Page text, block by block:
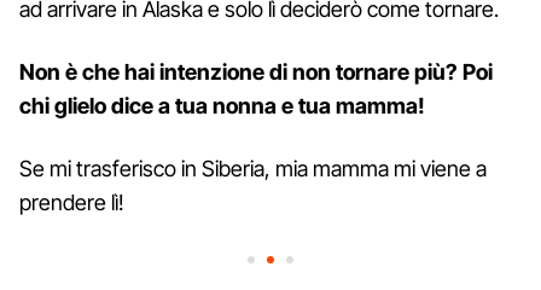
ad arrivare in Alaska e solo lì deciderò come tornare.
Non è che hai intenzione di non tornare più? Poi
chi glielo dice a tua nonna e tua mamma!
Se mi trasferisco in Siberia, mia mamma mi viene a
prendere lì!